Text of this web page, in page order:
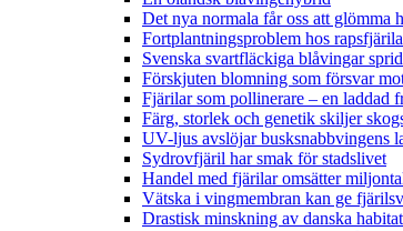
Det nya normala får oss att glömma
Fortplantningsproblem hos
Svenska svartfläckiga blåvingar
Förskjuten blomning som försvar
Fjärilar som pollinerare – en laddad
Färg, storlek och genetik skiljer
UV-ljus avslöjar busksnabbvingens
Sydrovfjäril har smak för stadslivet
Handel med fjärilar omsätter
Vätska i vingmembran kan ge
Drastisk minskning av danska